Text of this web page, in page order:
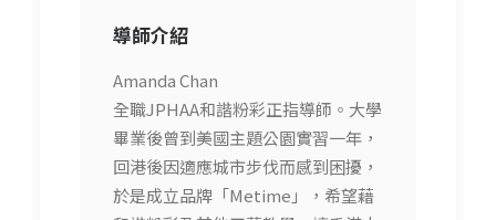
導師介紹
Amanda Chan
全職JPHAA和諧粉彩正指導師。大學
畢業後曾到美國主題公園實習一年，
回港後因適應城市步伐而感到困擾，
於是成立品牌「Metime」，希望藉